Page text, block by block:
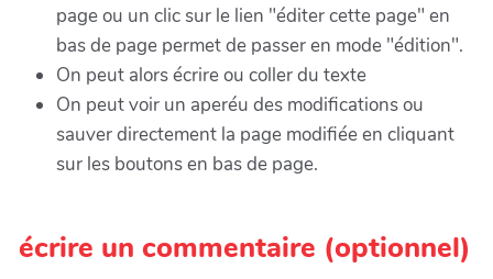
page ou un clic sur le lien "éditer cette page" en
bas de page permet de passer en mode "édition".
On peut alors écrire ou coller du texte
On peut voir un aperéu des modifications ou
sauver directement la page modifiée en cliquant
sur les boutons en bas de page.
écrire un commentaire (optionnel)